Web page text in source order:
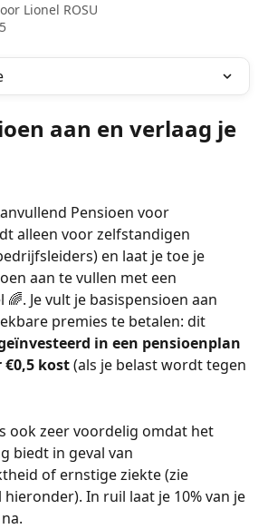
Lionel ROSU
aan en verlaag je
Pensioen voor
alleen voor zelfstandigen
en laat je toe je
aan te vullen met een
Je vult je basispensioen aan
premies te betalen: dit
in een pensioenplan
kost (als je belast wordt tegen
ook zeer voordelig omdat het
biedt in geval van
of ernstige ziekte (zie
In ruil laat je 10% van je